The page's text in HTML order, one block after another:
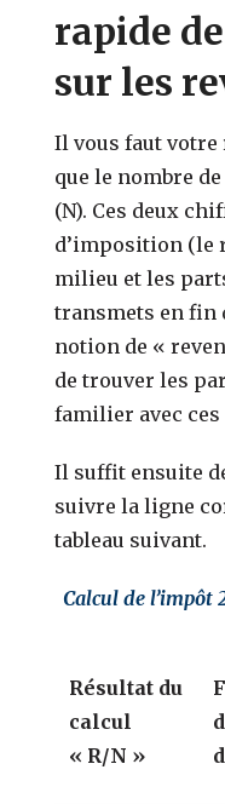
rapide
sur les
Il vous faut votre
que le nombre
(N). Ces deux
d’imposition (le
milieu et les
transmets en fin
notion de «
de trouver les
familier avec
Il suffit ensuite
suivre la ligne
tableau suivant.
Calcul de l’impôt
Résultat du
calcul
« R/N »